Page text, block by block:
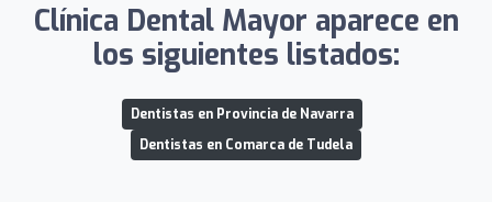
Clínica Dental Mayor aparece en
los siguientes listados:
Dentistas en Provincia de Navarra
Dentistas en Comarca de Tudela